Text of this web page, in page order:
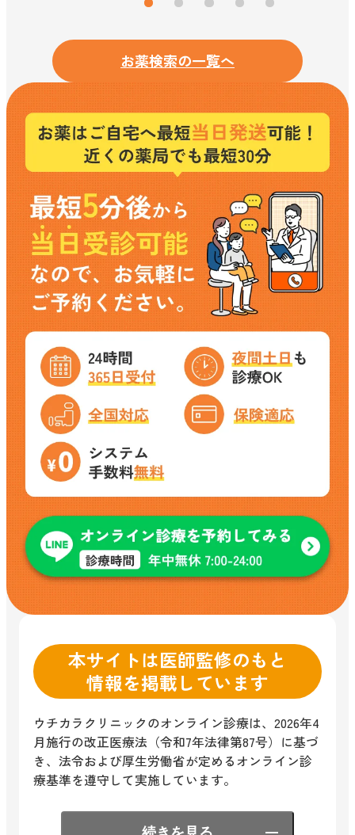
お薬検索の一覧へ
本サイトは医師監修のもと
情報を掲載しています
ウチカラクリニックのオンライン診療は、2026年4
月施行の改正医療法（令和7年法律第87号）に基づ
き、法令および厚生労働省が定めるオンライン診
療基準を遵守して実施しています。